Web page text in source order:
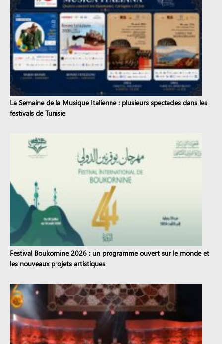
La Semaine de la Musique Italienne : plusieurs spectacles dans les
festivals de Tunisie
Festival Boukornine 2026 : un programme ouvert sur le monde et
les nouveaux projets artistiques